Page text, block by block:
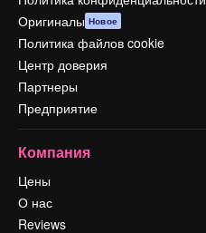
Оригиналы Новое
Политика файлов cookie
Центр доверия
Партнеры
Предприятие
Компания
Цены
О нас
Reviews